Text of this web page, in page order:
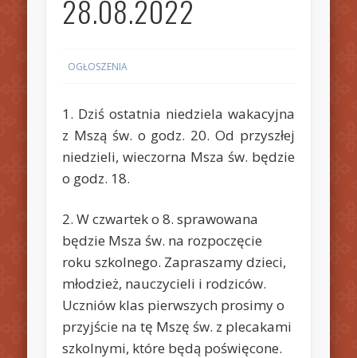
28.08.2022
OGŁOSZENIA
1. Dziś ostatnia niedziela wakacyjna
z Mszą św. o godz. 20. Od przyszłej
niedzieli, wieczorna Msza św. będzie
o godz. 18.
2. W czwartek o 8. sprawowana
będzie Msza św. na rozpoczęcie
roku szkolnego. Zapraszamy dzieci,
młodzież, nauczycieli i rodziców.
Uczniów klas pierwszych prosimy o
przyjście na tę Mszę św. z plecakami
szkolnymi, które będą poświęcone.